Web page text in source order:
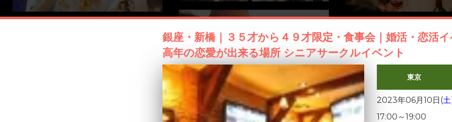
銀座・新橋｜３５才から４９才限定・食事会｜婚活・恋活
高年の恋愛が出来る場所 シニアサークルイベント
東京
2023年06月10日(土
17:00 ～19:00